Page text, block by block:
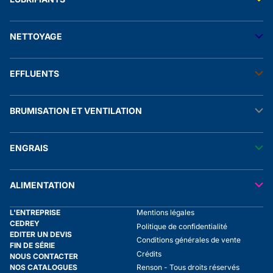
Raccords et autres accessoires
Stockage adblue®
Stockage lubrifiants
NETTOYAGE
Nhp eau chaude
Aspirateurs
Accessoires nhp
EFFLUENTS
Malaxage lisier
Pompes et accessoires lisier
Séparation lisier
BRUMISATION ET VENTILATION
Ventilation
ENGRAIS
ALIMENTATION
Transfert liquide alimentaire
Stockage liquide alimentaire
Tuyaux
L'ENTREPRISE
CEDREY
EDITER UN DEVIS
FIN DE SÉRIE
NOUS CONTACTER
NOS CATALOGUES
Mentions légales
Politique de confidentialité
Conditions générales de vente
Crédits
Renson - Tous droits réservés